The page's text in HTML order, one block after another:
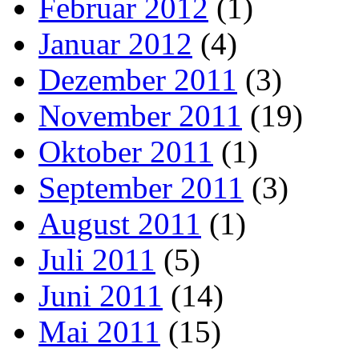
Februar 2012 (1)
Januar 2012 (4)
Dezember 2011 (3)
November 2011 (19)
Oktober 2011 (1)
September 2011 (3)
August 2011 (1)
Juli 2011 (5)
Juni 2011 (14)
Mai 2011 (15)